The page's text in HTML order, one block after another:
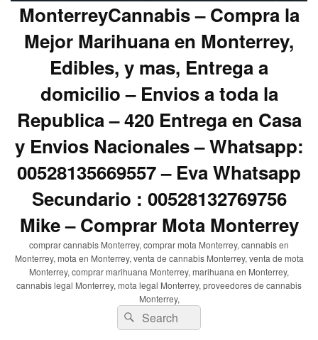
MonterreyCannabis – Compra la
Mejor Marihuana en Monterrey,
Edibles, y mas, Entrega a
domicilio – Envios a toda la
Republica – 420 Entrega en Casa
y Envios Nacionales – Whatsapp:
00528135669557 – Eva Whatsapp
Secundario : 00528132769756
Mike – Comprar Mota Monterrey
comprar cannabis Monterrey, comprar mota Monterrey, cannabis en
Monterrey, mota en Monterrey, venta de cannabis Monterrey, venta de mota
Monterrey, comprar marihuana Monterrey, marihuana en Monterrey,
cannabis legal Monterrey, mota legal Monterrey, proveedores de cannabis
Monterrey,
Search
for:
Search